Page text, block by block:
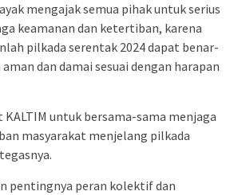
mengajak semua pihak untuk serius
keamanan dan ketertiban, karena
pilkada serentak 2024 dapat benar-
dan damai sesuai dengan harapan
KALTIM untuk bersama-sama menjaga
masyarakat menjelang pilkada
pentingnya peran kolektif dan